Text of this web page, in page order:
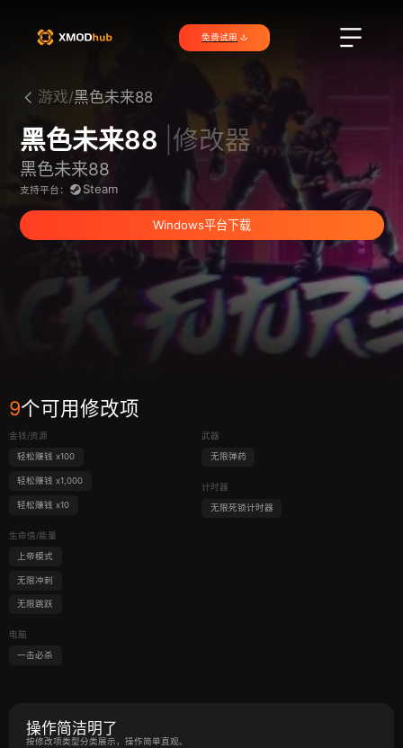
免费试用
游戏/黑色未来88
黑色未来88 |修改器
黑色未来88
支持平台： Steam
Windows平台下载
9个可用修改项
金钱/资源
轻松赚钱 x100
轻松赚钱 x1,000
轻松赚钱 x10
生命值/能量
上帝模式
无限冲刺
无限跳跃
电脑
一击必杀
武器
无限弹药
计时器
无限死锁计时器
操作简洁明了
按修改项类型分类展示，操作简单直观。